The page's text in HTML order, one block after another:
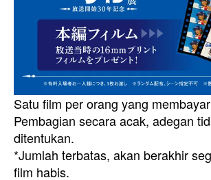
Satu film per orang yang
Pembagian secara acak, adegan
ditentukan.
*Jumlah terbatas, akan berakhir
film habis.